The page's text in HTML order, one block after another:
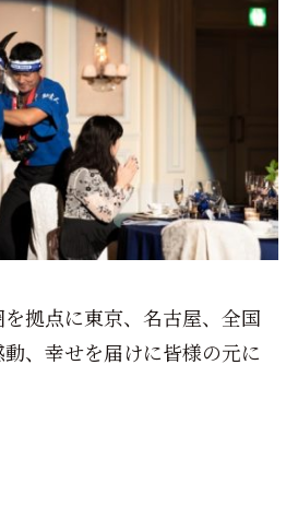
拠点に東京、名古屋、全国
、幸せを届けに皆様の元に